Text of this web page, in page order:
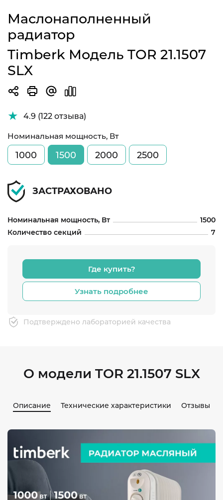
Маслонаполненный
радиатор
Timberk Модель TOR 21.1507
SLX
4.9 (122 отзыва)
Номинальная мощность, Вт
1000 1500 2000 2500
ЗАСТРАХОВАНО
Номинальная мощность, Вт
1500
Количество секций
7
Где купить?
Узнать подробнее
Подтверждено лабораторией качества
О модели TOR 21.1507 SLX
Описание Технические характеристики Отзывы